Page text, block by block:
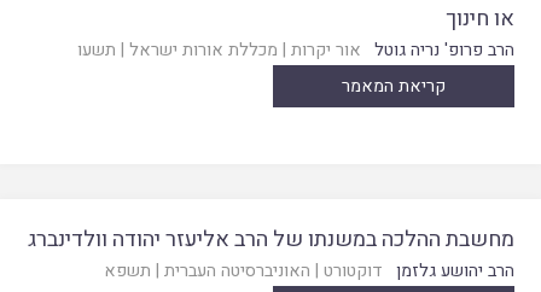
או חינוך
הרב פרופ' נריה גוטל אור יקרות | מכללת אורות ישראל | תשעו
קריאת המאמר
מחשבת ההלכה במשנתו של הרב אליעזר יהודה וולדינברג
הרב יהושע גלזמן דוקטורט | האוניברסיטה העברית | תשפא